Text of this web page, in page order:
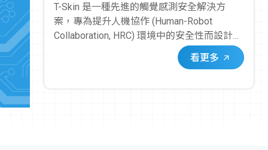
T-Skin 是一種先進的觸覺感測安全解決方
案，專為提升人機協作 (Human-Robot
Collaboration, HRC) 環境中的安全性而設計。
它像一層「皮膚」一樣覆蓋在機器手臂或機
器人的關鍵部位，使其具備即時、精確的接
這些感測器能夠偵測到微小的應力變化，當
人或物體與覆蓋 T-Skin 的機器人表面發生接
看更多